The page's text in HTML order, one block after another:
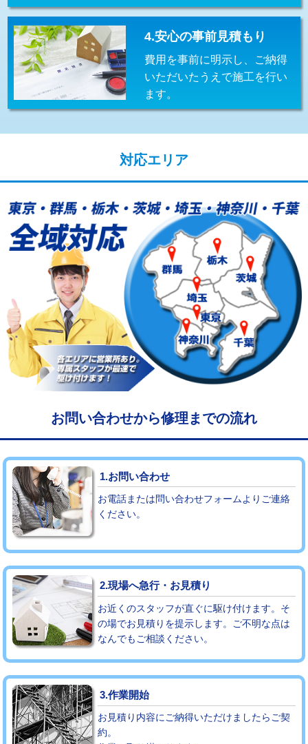
給水管工事※（バンド止め)
給水管工事※（支持金具設置) 5,500円
給水管工事※（保温材使用（バンド止
5,500円
用/3ｍまで)
給水管工事※（塩ビ管（VP・HI）使
用（追加）/3ｍ超え)
+8,800円
給水管工事※（ライニング鋼管・銅
管・ポリ管・HT管使用/3ｍまで)
44,000円
給水管工事※（ライニング鋼管・銅
管・ポリ管・HT管使用/3ｍ超え)
+8,800円
マス交換（土の掘削・埋め戻し作業） 11,000円~
マス交換（深さ50㎝未満） 55,000円
マス交換（深さ50㎝以上） 66,000円
コンクリート斫り（厚さ10㎝まで） 27,500円
コンクリート斫り（厚さ10㎝超え）
モルタル補修（厚さ10㎝まで） 27,500円
モルタル補修（厚さ10㎝超え）
追加人工 16,500円
廃棄・処分 現場見積
※給水管工事は20mmまでの価格です。
4.安心の事前見積もり
費用を事前に明示し、ご納得
いただいたうえで施工を行い
ます。
対応エリア
お問い合わせから修理までの流れ
1.お問い合わせ
お電話または問い合わせフォームよりご連絡
ください。
2.現場へ急行・お見積り
お近くのスタッフが直ぐに駆け付けます。そ
の場でお見積りを提示します。ご不明な点は
なんでもご相談ください。
3.作業開始
お見積り内容にご納得いただけましたらご契
約。